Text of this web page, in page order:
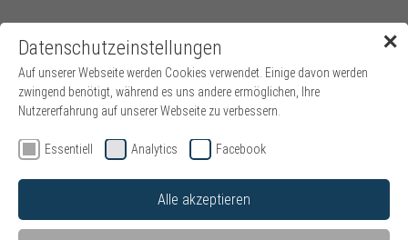
Menü
✕
Datenschutzeinstellungen
Auf unserer Webseite werden Cookies verwendet. Einige davon werden
zwingend benötigt, während es uns andere ermöglichen, Ihre
Nutzererfahrung auf unserer Webseite zu verbessern.
Essentiell Analytics Facebook
Alle akzeptieren